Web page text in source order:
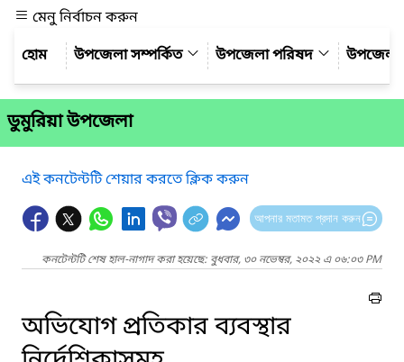
মেনু নির্বাচন করুন
উপজেলা সম্পর্কিত
উপজেলা পরিষদ উপজেলা
ডুমুরিয়া উপজেলা
এই কনটেন্টটি শেয়ার করতে ক্লিক করুন
আপনার মতামত প্রদান করুন
কনটেন্টটি শেষ হাল-নাগাদ করা হয়েছে: বুধবার, ৩০ নভেম্বর, ২০২২ এ ০৬:০৩ PM
অভিযোগ প্রতিকার ব্যবস্থার